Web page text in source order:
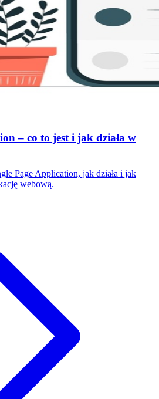
– co to jest i jak działa w
Page Application, jak działa i jak
webową.